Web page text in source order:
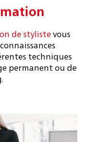
de stylistevous
techniques
permanent ou de